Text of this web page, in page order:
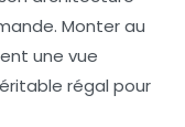
Monter au
une vue
régal pour